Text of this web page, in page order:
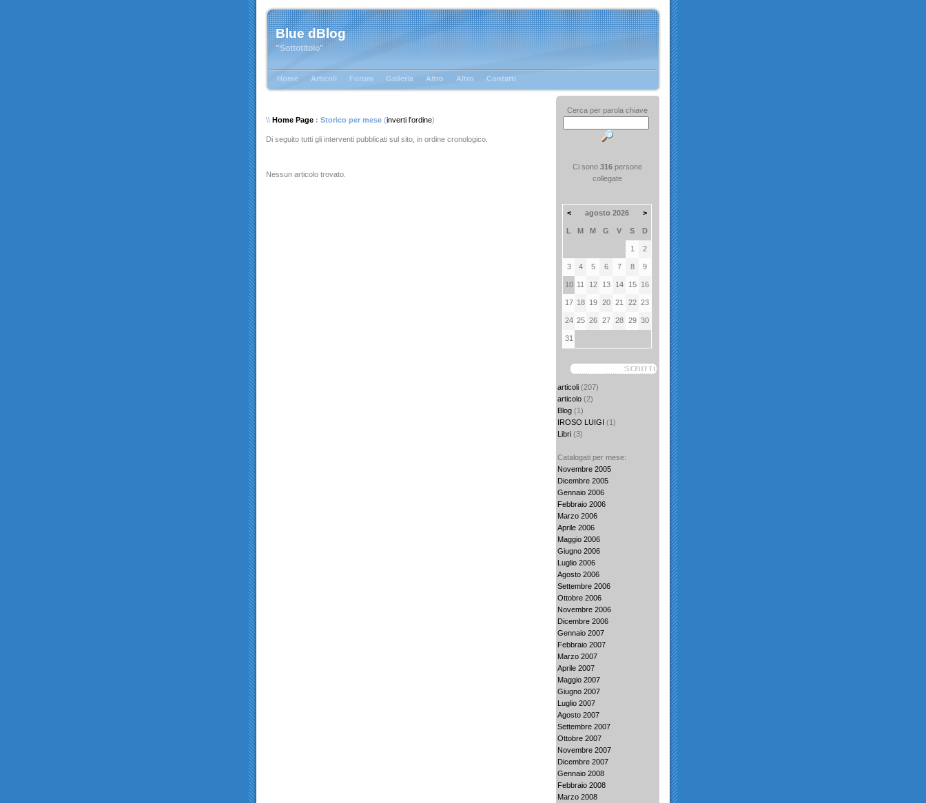
Blue dBlog
"Sottotitolo"
Home Articoli Forum Galleria Altro Altro Contatti
Cerca per parola chiave
Ci sono316 persone
collegate
< agosto 2026 >
L M M G V S D
1 2
3 4 5 6 7 8 9
10 11 12 13 14 15 16
17 18 19 20 21 22 23
24 25 26 27 28 29 30
31
articoli (207)
articolo (2)
Blog (1)
IROSO LUIGI (1)
Libri (3)
Catalogati per mese:
Novembre 2005
Dicembre 2005
Gennaio 2006
Febbraio 2006
Marzo 2006
Aprile 2006
Maggio 2006
Giugno 2006
Luglio 2006
Agosto 2006
Settembre 2006
Ottobre 2006
Novembre 2006
Dicembre 2006
Gennaio 2007
Febbraio 2007
Marzo 2007
Aprile 2007
Maggio 2007
Giugno 2007
Luglio 2007
Agosto 2007
Settembre 2007
Ottobre 2007
Novembre 2007
Dicembre 2007
Gennaio 2008
Febbraio 2008
Marzo 2008
\\ Home Page : Storico per mese (inverti l'ordine)
Di seguito tutti gli interventi pubblicati sul sito, in ordine cronologico.
Nessun articolo trovato.